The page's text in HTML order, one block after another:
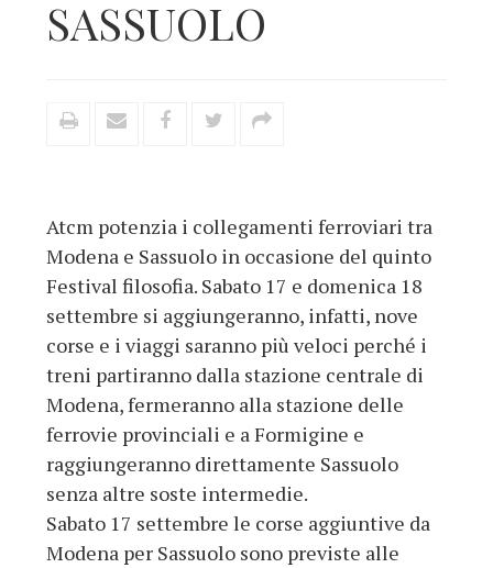
SASSUOLO
Atcm potenzia i collegamenti ferroviari tra
Modena e Sassuolo in occasione del quinto
Festival filosofia. Sabato 17 e domenica 18
settembre si aggiungeranno, infatti, nove
corse e i viaggi saranno più veloci perché i
treni partiranno dalla stazione centrale di
Modena, fermeranno alla stazione delle
ferrovie provinciali e a Formigine e
raggiungeranno direttamente Sassuolo
senza altre soste intermedie.
Sabato 17 settembre le corse aggiuntive da
Modena per Sassuolo sono previste alle